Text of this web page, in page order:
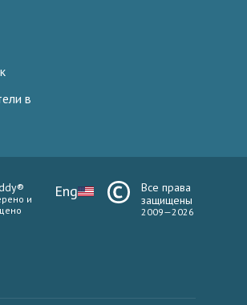
в
и
Eng
Все права
защищены
2009—2026